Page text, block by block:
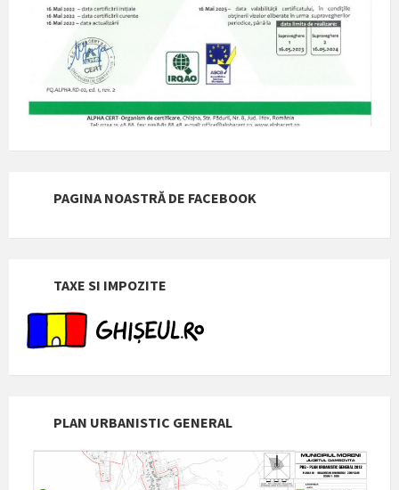
PAGINA NOASTRĂ DE FACEBOOK
TAXE SI IMPOZITE
PLAN URBANISTIC GENERAL